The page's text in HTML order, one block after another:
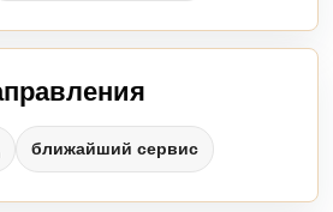
ближайший сервис